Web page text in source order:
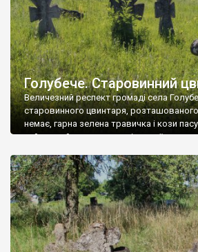
Голубече. Старовинний
Величезний респект громаді села
старовинного цвинтаря, розташованого
немає, гарна зелена травичка і кози
найкращий регулятор шкідливої, для
бруньками, кози ті бруньки
делікатес. На цвинтарі у Голубечому
різноманітних форм хрестів. Село